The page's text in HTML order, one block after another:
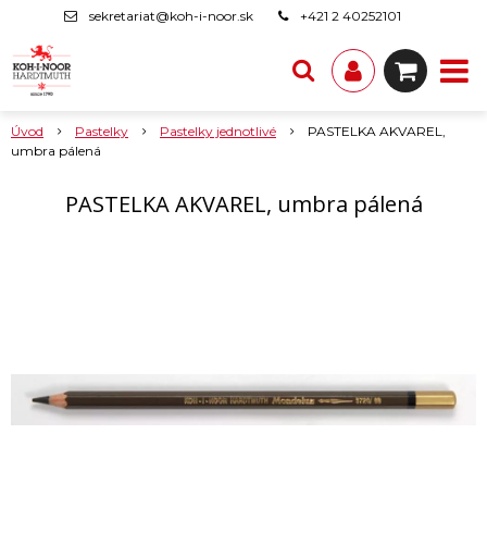
sekretariat@koh-i-noor.sk +421 2 40252101
Úvod Pastelky Pastelky jednotlivé
PASTELKA AKVAREL,
umbra pálená
PASTELKA AKVAREL, umbra pálená